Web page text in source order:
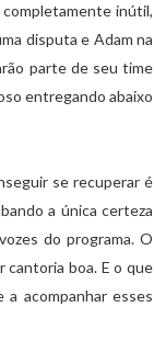
inútil,
disputa e Adam na
parte de seu time
entregando abaixo
se recuperar é
a única certeza
do programa. O
cantoria boa. E o que
acompanhar esses